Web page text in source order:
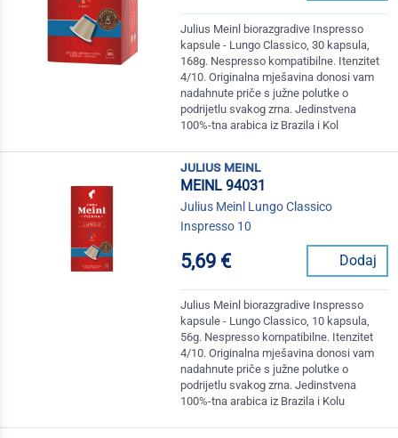
Julius Meinl biorazgradive Inspresso
kapsule - Lungo Classico, 30 kapsula,
168g. Nespresso kompatibilne. Itenzitet
4/10. Originalna mješavina donosi vam
nadahnute priče s južne polutke o
podrijetlu svakog zrna. Jedinstvena
100%-tna arabica iz Brazila i Kol
julius meinl
MEINL 94031
Julius Meinl Lungo Classico
Inspresso 10
5,69 € Dodaj
Julius Meinl biorazgradive Inspresso
kapsule - Lungo Classico, 10 kapsula,
56g. Nespresso kompatibilne. Itenzitet
4/10. Originalna mješavina donosi vam
nadahnute priče s južne polutke o
podrijetlu svakog zrna. Jedinstvena
100%-tna arabica iz Brazila i Kolu